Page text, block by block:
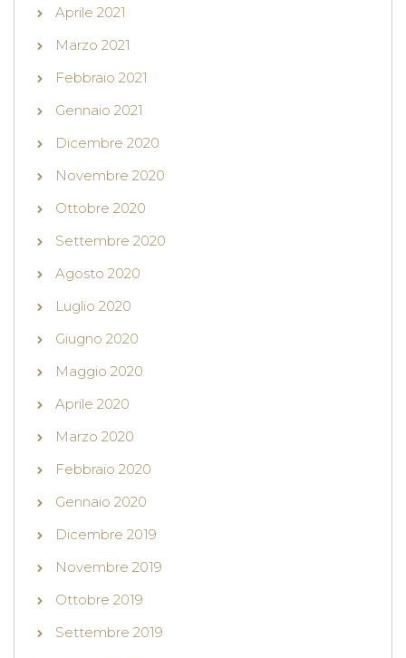
Aprile 2021
Marzo 2021
Febbraio 2021
Gennaio 2021
Dicembre 2020
Novembre 2020
Ottobre 2020
Settembre 2020
Agosto 2020
Luglio 2020
Giugno 2020
Maggio 2020
Aprile 2020
Marzo 2020
Febbraio 2020
Gennaio 2020
Dicembre 2019
Novembre 2019
Ottobre 2019
Settembre 2019